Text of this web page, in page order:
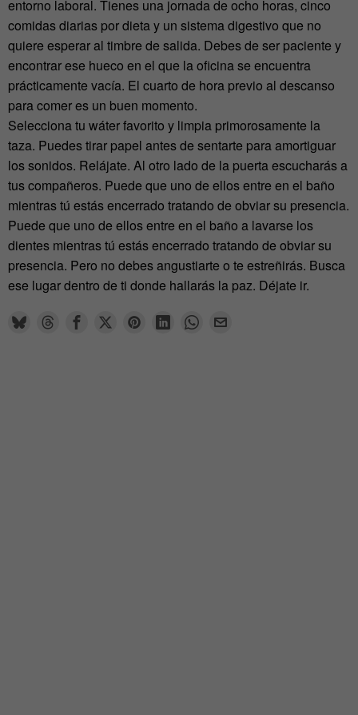
entorno laboral. Tienes una jornada de ocho horas, cinco
comidas diarias por dieta y un sistema digestivo que no
quiere esperar al timbre de salida. Debes de ser paciente y
encontrar ese hueco en el que la oficina se encuentra
prácticamente vacía. El cuarto de hora previo al descanso
para comer es un buen momento.
Selecciona tu wáter favorito y limpia primorosamente la
taza. Puedes tirar papel antes de sentarte para amortiguar
los sonidos. Relájate. Al otro lado de la puerta escucharás a
tus compañeros. Puede que uno de ellos entre en el baño
mientras tú estás encerrado tratando de obviar su presencia.
Puede que uno de ellos entre en el baño a lavarse los
dientes mientras tú estás encerrado tratando de obviar su
presencia. Pero no debes angustiarte o te estreñirás. Busca
ese lugar dentro de ti donde hallarás la paz. Déjate ir.